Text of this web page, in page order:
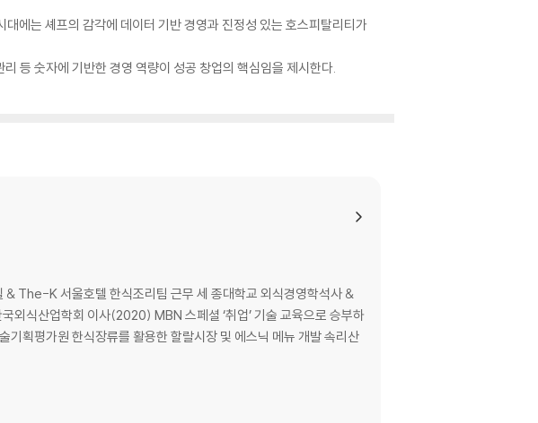
에는 셰프의 감각에 데이터 기반 경영과 진정성 있는 호스피탈리티가
등 숫자에 기반한 경영 역량이 성공 창업의 핵심임을 제시한다.
The-K 서울호텔 한식조리팀 근무 세 종대학교 외식경영학석사 &
식산업학회 이사(2020) MBN 스페셜 ‘취업’ 기술 교육으로 승부하
기획평가원 한식장류를 활용한 할랄시장 및 에스닉 메뉴 개발 속리산